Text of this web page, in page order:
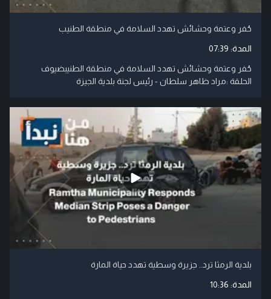
حُفر وعتمة وحشائش تهدد السلامة في منطقة الطنيب
المدة: 07:39
حُفر وعتمة وحشائش تهدد السلامة في منطقة الطنيبضيوف
الحلقة :مراد ظاهر سلطان - رئيس لجنة بلدية الجيزة
بلدية الرمثا ترد.. جزيرة وسطية تهدد حياة المارة
المدة: 10:36